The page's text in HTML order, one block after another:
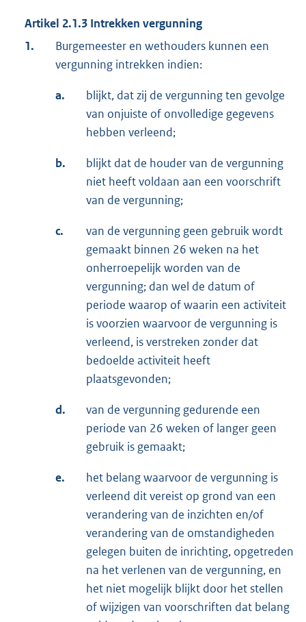
Artikel 2.1.3 Intrekken vergunning
1.
Burgemeester en wethouders kunnen een
vergunning intrekken indien:
a.
blijkt, dat zij de vergunning ten gevolge
van onjuiste of onvolledige gegevens
hebben verleend;
b.
blijkt dat de houder van de vergunning
niet heeft voldaan aan een voorschrift
van de vergunning;
c.
van de vergunning geen gebruik wordt
gemaakt binnen 26 weken na het
onherroepelijk worden van de
vergunning; dan wel de datum of
periode waarop of waarin een activiteit
is voorzien waarvoor de vergunning is
verleend, is verstreken zonder dat
bedoelde activiteit heeft
plaatsgevonden;
d.
van de vergunning gedurende een
periode van 26 weken of langer geen
gebruik is gemaakt;
e.
het belang waarvoor de vergunning is
verleend dit vereist op grond van een
verandering van de inzichten en/of
verandering van de omstandigheden
gelegen buiten de inrichting, opgetreden
na het verlenen van de vergunning, en
het niet mogelijk blijkt door het stellen
of wijzigen van voorschriften dat belang